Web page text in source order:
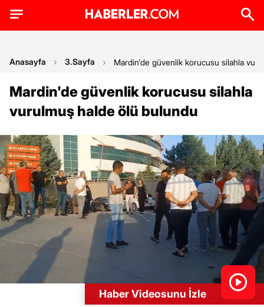
Anasayfa 3.Sayfa Mardin'de güvenlik korucusu silahla
Mardin'de güvenlik korucusu silahla
vurulmuş halde ölü bulundu
Haber Videosunu İzle